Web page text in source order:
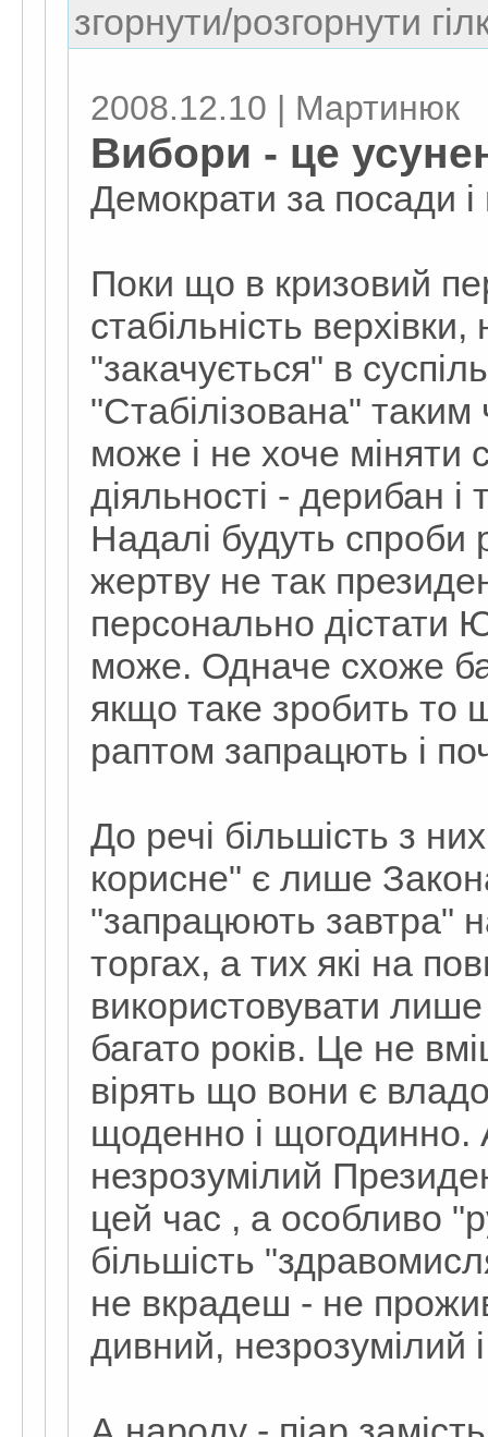
згорнути/розгорнути
2008.12.10 | Мартинюк
Вибори - це
Демократи за посади
Поки що в кризовий
стабільність
"закачується" в
"Стабілізована"
може і не хоче міняти
діяльності - дерибан
Надалі будуть спроби
жертву не так
персонально дістати
може. Одначе схоже
якщо таке зробить то
раптом запрацють і
До речі більшість з
корисне" є лише
"запрацюють завтра"
торгах, а тих які на
використовувати
багато років. Це не
вірять що вони є
щоденно і щогодинно.
незрозумілий
цей час , а особливо
більшість
не вкрадеш - не
дивний, незрозумілий